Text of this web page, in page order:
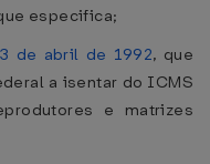
especifica;
de abril de 1992, que
a isentar do ICMS
e matrizes